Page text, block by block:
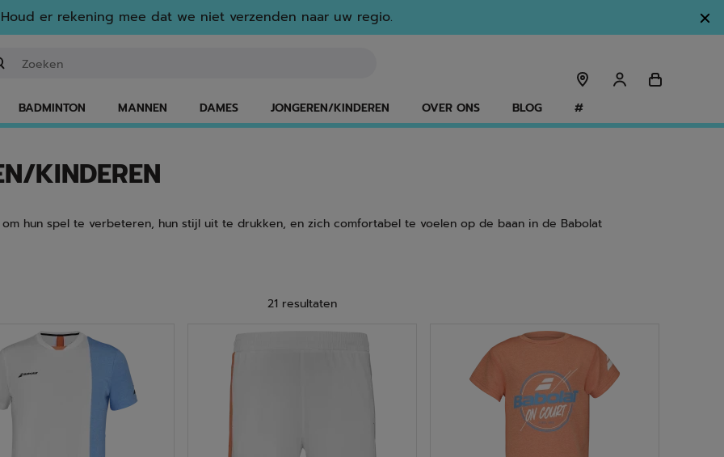
Houd er rekening mee dat we niet verzenden naar uw regio.
BADMINTON MANNEN DAMES JONGEREN/KINDEREN OVER ONS BLOG #
KINDEREN
hun spel te verbeteren, hun stijl uit te drukken, en zich comfortabel te voelen op de baan in de Babolat
21 resultaten